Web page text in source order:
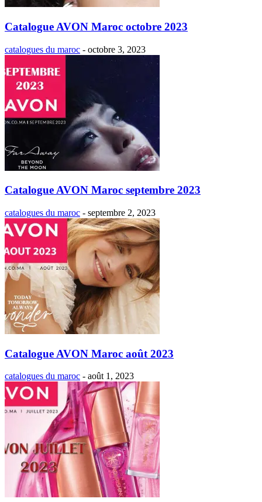
Catalogue AVON Maroc octobre 2023
catalogues du maroc - octobre 3, 2023
Catalogue AVON Maroc septembre 2023
catalogues du maroc - septembre 2, 2023
Catalogue AVON Maroc août 2023
catalogues du maroc - août 1, 2023